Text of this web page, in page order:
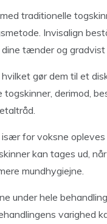
traditionelle
Invisalign
tænder og
gør dem til et
togskinner, derimod,
for voksne
kan tages ud,
mundhygiejne.
under hele
varighed